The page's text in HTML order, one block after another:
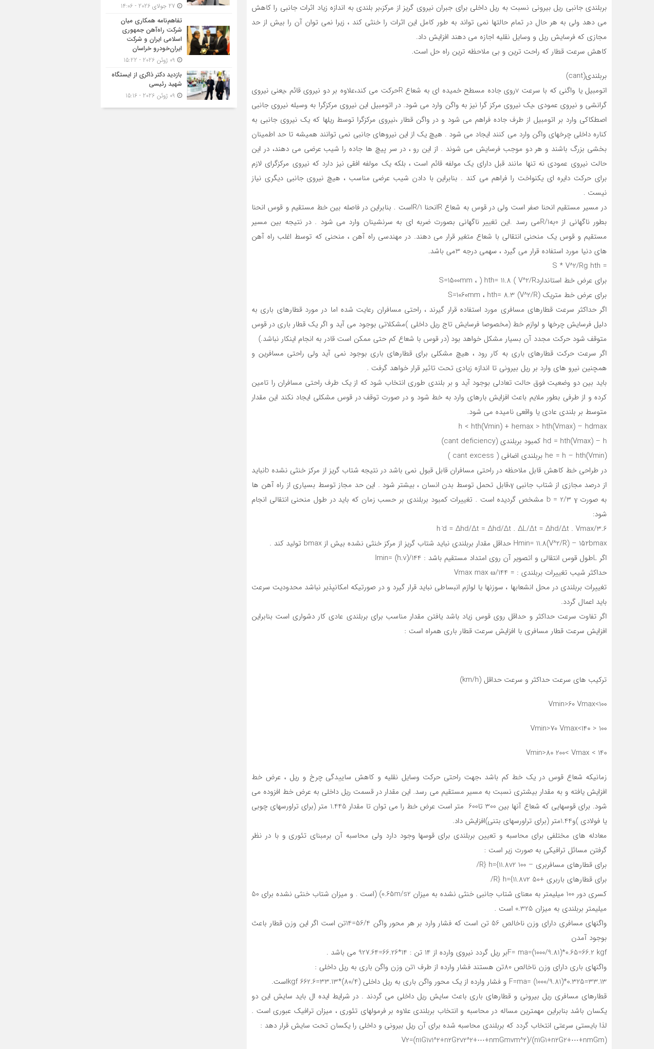
بربلندی جانبی ریل بیرونی نسبت به ریل داخلی برای جبران نیروی گریز از مرکز،بر بلندی به اندازه زیاد اثرات جانبی را کاهش
می دهد ولی به هر حال در تمام حالتها نمی تواند به طور کامل این اثرات را خنثی کند ، زیرا نمی توان آن را بیش از حد
مجازی که فرسایش ریل و وسایل نقلیه اجازه می دهند افزایش داد.
کاهش سرعت قطار که راحت ترین و بی ملاحظه ترین راه حل است.
بربلندی(cant)
اتومبیل یا واگنی که با سرعت vروی جاده مسطح خمیده ای به شعاع Rحرکت می کند،علاوه بر دو نیروی قائم ،یعنی نیروی
گرانشی و نیروی عمودی ،یک نیروی مرکز گرا نیز به واگن وارد می شود. در اتومبیل این نیروی مرکزگرا به وسیله نیروی جانبی
اصطکاکی وارد بر اتومبیل از طرف جاده فراهم می شود و در واگن قطار ،نیروی مرکزگرا توسط ریلها که یک نیروی جانبی به
کناره داخلی چرخهای واگن وارد می کنند ایجاد می شود . هیچ یک از این نیروهای جانبی نمی توانند همیشه تا حد اطمینان
بخشی بزرگ باشند و هر دو موجب فرسایش می شوند . از این رو ، در سر پیچ ها جاده را شیب عرضی می دهند، در این
حالت نیروی عمودی نه تنها مانند قبل دارای یک مولفه قائم است ، بلکه یک مولفه افقی نیز دارد که نیروی مرکزگرای لازم
برای حرکت دایره ای یکنواخت را فراهم می کند . بنابراین با دادن شیب عرضی مناسب ، هیچ نیروی جانبی دیگری نیاز
نیست .
در مسیر مستقیم انحنا صفر است ولی در قوس به شعاع Rانحنا 1/Rاست . بنابراین در فاصله بین خط مستقیم و قوس انحنا
بطور ناگهانی از 0به1/Rمی رسد .این تغییر ناگهانی بصورت ضربه ای به سرنشینان وارد می شود . در نتیجه بین مسیر
مستقیم و قوس یک منحنی انتقالی با شعاع متغیر قرار می دهند. در مهندسی راه آهن ، منحنی که توسط اغلب راه آهن
های دنیا مورد استفاده قرار می گیرد ، سهمی درجه 3می باشد.
= S * V^2/Rg hth
برای عرض خط استانداردS=1500mm ، ) hth= 11.8 ( V^2/R
برای عرض خط متریک S=1060mm ، hth= 8.3 (V^2/R)
اگر حداکثر سرعت قطارهای مسافری مورد استفاده قرار گیرند ، راحتی مسافران رعایت شده اما در مورد قطارهای باری به
دلیل فرسایش چرخها و لوازم خط (مخصوصا فرسایش تاج ریل داخلی )مشکلاتی بوجود می آید و اگر یک قطار باری در قوس
متوقف شود حرکت مجدد آن بسیار مشکل خواهد بود (در قوس با شعاع کم حتی ممکن است قادر به انجام اینکار نباشد.)
اگر سرعت حرکت قطارهای باری به کار رود ، هیچ مشکلی برای قطارهای باری بوجود نمی آید ولی راحتی مسافرین و
همچنین نیرو های وارد بر ریل بیرونی تا اندازه زیادی تحت تاثیر قرار خواهد گرفت .
باید بین دو وضعیت فوق حالت تعادلی بوجود آید و بر بلندی طوری انتخاب شود که از یک طرف راحتی مسافران را تامین
کرده و از طرفی بطور ملایم باعث افزایش بارهای وارد به خط شود و در صورت توقف در قوس مشکلی ایجاد نکند این مقدار
متوسط بر بلندی عادی یا واقعی نامیده می شود.
h < hth(Vmin) + hemax > hth(Vmax) – hdmax
hd = hth(Vmax) – h کمبود بربلندی (cant deficiency)
he = h – hth(Vmin) بربلندی اضافی ( cant excess )
در طراحی خط کاهش قابل ملاحظه در راحتی مسافران قابل قبول نمی باشد در نتیجه شتاب گریز از مرکز خنثی نشده bنباید
از درصد مجازی از شتاب جانبی γ،قابل تحمل توسط بدن انسان ، بیشتر شود . این حد مجاز توسط بسیاری از راه آهن ها
به صورت b = 2/3 γ مشخص گردیده است . تغییرات کمبود بربلندی بر حسب زمان که باید در طول منحنی انتقالی انجام
شود:
h ̇d = ∆hd/∆t = ∆hd/∆t . ∆L/∆t = ∆hd/∆t . Vmax/3.6
Hmin= 11.8(V^2/R) – 152bmax حداقل مقدار بربلندی نباید شتاب گریز از مرکز خنثی نشده بیش از bmax تولید کند .
اگر Lطول قوس انتقالی و lتصویر آن روی امتداد مستقیم باشد : lmin= (h.v)/144
حداکثر شیب تغییرات بربلندی : = 144/Vmax max ω
تغییرات بربلندی در محل انشعابها ، سوزنها یا لوازم انبساطی نباید قرار گیرد و در صورتیکه امکانپذیر نباشد محدودیت سرعت
باید اعمال گردد.
اگر تفاوت سرعت حداکثر و حداقل روی قوس زیاد باشد یافتن مقدار مناسب برای بربلندی عادی کار دشواری است بنابراین
افزایش سرعت قطار مسافری با افزایش سرعت قطار باری همراه است :
ترکیب های سرعت حداکثر و سرعت حداقل (km/h)
Vmin>60 Vmax<100
Vmin>70 Vmax<140 > 100
Vmin>80 200< Vmax < 140
زمانیکه شعاع قوس در یک خط کم باشد ،جهت راحتی حرکت وسایل نقلیه و کاهش ساییدگی چرخ و ریل ، عرض خط
افزایش یافته و به مقدار بیشتری نسبت به مسیر مستقیم می رسد. این مقدار در قسمت ریل داخلی به عرض خط افزوده می
شود. برای قوسهایی که شعاع آنها بین 300 تا600 متر است عرض خط را می توان تا مقدار 1.445 متر (برای تراورسهای چوبی
یا فولادی )و1.44متر (برای تراورسهای بتنی)افزایش داد.
معادله های مختلفی برای محاسبه و تعیین بربلندی برای قوسها وجود دارد ولی محاسبه آن برمبنای تئوری و با در نظر
گرفتن مسائل ترافیکی به صورت زیر است :
برای قطارهای مسافربری – 100 R} h={11.8v2/
برای قطارهای باربری +50 R} h={11.8v2/
کسری دور 100 میلیمتر به معنای شتاب جانبی خنثی نشده به میزان 0.65m/s2) (است . و میزان شتاب خنثی نشده برای 50
میلیمتر بربلندی به میزان 0.325 است .
واگنهای مسافری دارای وزن ناخالص 56 تن است که فشار وارد بر هر محور واگن 56/4=14تن است اگر این وزن قطار باعث
بوجود آمدن
F= ma=(1000/9.81)*0.65=66.2 kgfبر ریل گردد نیروی وارده از 14 تن : 14*66.26=927.64 می باشد .
واگنهای باری دارای وزن ناخالص 80تن هستند فشار وارده از طرف 1تن وزن واگن باری به ریل داخلی :
F=ma= (1000/9.81)*0.325=33.13 و فشار وارده از یک محور واگن باری به ریل داخلی (80/4)*33.13=662.6 kgfاست.
قطارهای مسافری ریل بیرونی و قطارهای باری باعث سایش ریل داخلی می گردند . در شرایط ایده ال باید سایش این دو
یکسان باشد بنابراین مهمترین مساله در محاسبه و انتخاب بربلندی علاوه بر فرمولهای تئوری ، میزان ترافیک عبوری است .
لذا بایستی سرعتی انتخاب گردد که بربلندی محاسبه شده برای آن ریل بیرونی و داخلی را یکسان تحت سایش قرار دهد :
V2=(n1G1v1^2+n2G2v2^2+⋯+nmGmvm^2)/(n1G1+n2G2+⋯+nmGm)
تفاهم‌نامه همکاری میان
شرکت راه‌آهن جمهوری
اسلامی ایران و شرکت
ایران‌خودرو خراسان
بازدید دکتر ذاکری از ایستگاه
شهید رئیسی